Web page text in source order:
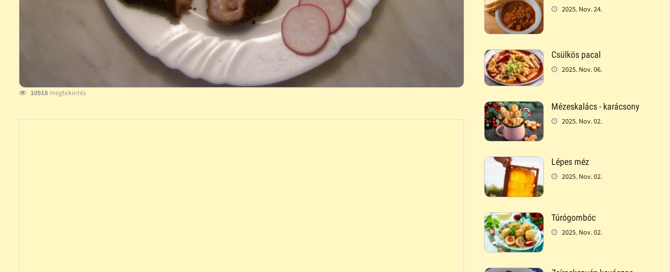
10918 megtekintés
2025. Nov. 24.
Csülkös pacal
2025. Nov. 06.
Mézeskalács - karácsony
2025. Nov. 02.
Lépes méz
2025. Nov. 02.
Túrógombóc
2025. Nov. 02.